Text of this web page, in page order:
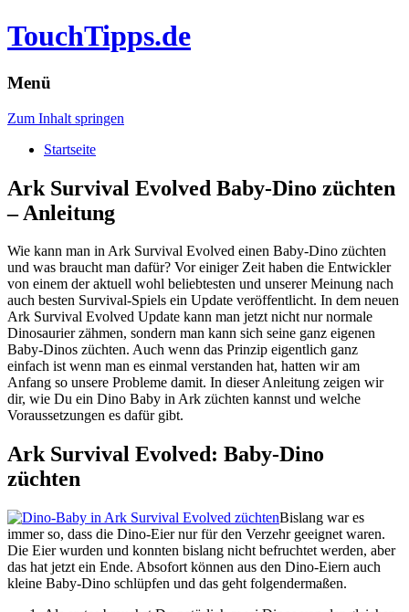
TouchTipps.de
Menü
Zum Inhalt springen
Startseite
Ark Survival Evolved Baby-Dino züchten
– Anleitung
Wie kann man in Ark Survival Evolved einen Baby-Dino züchten
und was braucht man dafür? Vor einiger Zeit haben die Entwickler
von einem der aktuell wohl beliebtesten und unserer Meinung nach
auch besten Survival-Spiels ein Update veröffentlicht. In dem neuen
Ark Survival Evolved Update kann man jetzt nicht nur normale
Dinosaurier zähmen, sondern man kann sich seine ganz eigenen
Baby-Dinos züchten. Auch wenn das Prinzip eigentlich ganz
einfach ist wenn man es einmal verstanden hat, hatten wir am
Anfang so unsere Probleme damit. In dieser Anleitung zeigen wir
dir, wie Du ein Dino Baby in Ark züchten kannst und welche
Voraussetzungen es dafür gibt.
Ark Survival Evolved: Baby-Dino
züchten
Bislang war es
immer so, dass die Dino-Eier nur für den Verzehr geeignet waren.
Die Eier wurden und konnten bislang nicht befruchtet werden, aber
das hat jetzt ein Ende. Absofort können aus den Dino-Eiern auch
kleine Baby-Dino schlüpfen und das geht folgendermaßen.